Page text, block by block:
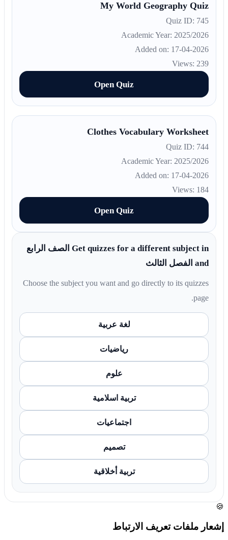
My World Geography Quiz
Quiz ID: 745
Academic Year: 2025/2026
Added on: 17-04-2026
Views: 239
Open Quiz
Clothes Vocabulary Worksheet
Quiz ID: 744
Academic Year: 2025/2026
Added on: 17-04-2026
Views: 184
Open Quiz
Get quizzes for a different subject in الصف الرابع
and الفصل الثالث
Choose the subject you want and go directly to its quizzes
page.
لغة عربية
رياضيات
علوم
تربية اسلامية
اجتماعيات
تصميم
تربية أخلاقية
🍪
إشعار ملفات تعريف الارتباط